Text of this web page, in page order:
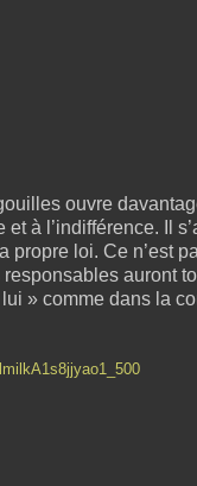
ouvre
à l’indifférence. Il
propre loi. Ce n’est
auront
» comme dans la